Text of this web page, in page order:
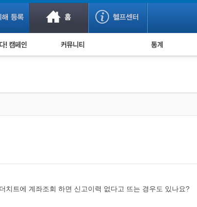
사기 예방했어요! 누적 피해사례 통계
치트에 계좌조회 하면 신고이력 없다고 뜨는 경우도 있나요?